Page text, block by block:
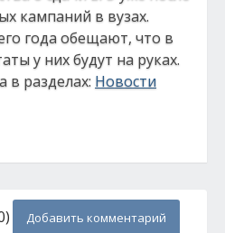
кампаний в вузах.
года обещают, что в
у них будут на руках.
в разделах: Новости
Добавить комментарий